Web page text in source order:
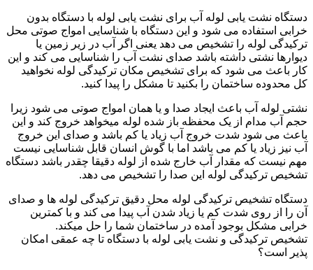
دستگاه نشت یابی لوله آب برای نشت یابی لوله با دستگاه بدون
خرابی استفاده می شود و این دستگاه با شناسایی امواج صوتی محل
ترکیدگی لوله را تشخیص می دهد یعنی اگر آب در زیر زمین یا
دیوارها نشتی داشته باشد صدای نشت آب را شناسایی می کند و این
کار باعث می شود که برای تشخیص مکان ترکیدگی لوله نخواهید
کل محدوده ساختمان را بکنید تا مشکل را پیدا کنید.
نشتی لوله آب باعث ایجاد صدا و یا همان امواج صوتی می شود زیرا
حجم آب مدام از یک محفظه باز شده لوله میخواهد خروج کند و این
باعث می شود شدت خروج آب زیاد یا کم باشد و صدای این خروج
آب نیز زیاد یا کم می باشد اما با گوش انسان قابل شناسایی نیست
مهم نیست که مقدار آب خارج شده از لوله دقیقا چقدر باشد دستگاه
تشخیص ترکیدگی لوله این صدا را تشخیص می دهد.
دستگاه تشخیص ترکیدگی لوله محل دقیق ترکیدگی لوله ها و صدای
آن را از روی شدت کم یا زیاد شدن آب پیدا می کند و با کمترین
خرابی مشکل بوجود آمده در ساختمان شما را حل میکند.
تشخیص ترکیدگی و نشت یابی لوله با دستگاه تا چه عمقی امکان
پذیر است؟